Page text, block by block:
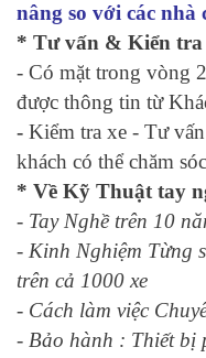
nâng so với các nhà
* Tư vấn & Kiển
- Có mặt trong vòng
được thông tin từ
- Kiểm tra xe - Tư
khách có thể chăm
* Về Kỹ Thuật tay
- Tay Nghề trên 10
- Kinh Nghiệm Từng
trên cả 1000 xe
- Cách làm việc
- Bảo hành : Thiết bị